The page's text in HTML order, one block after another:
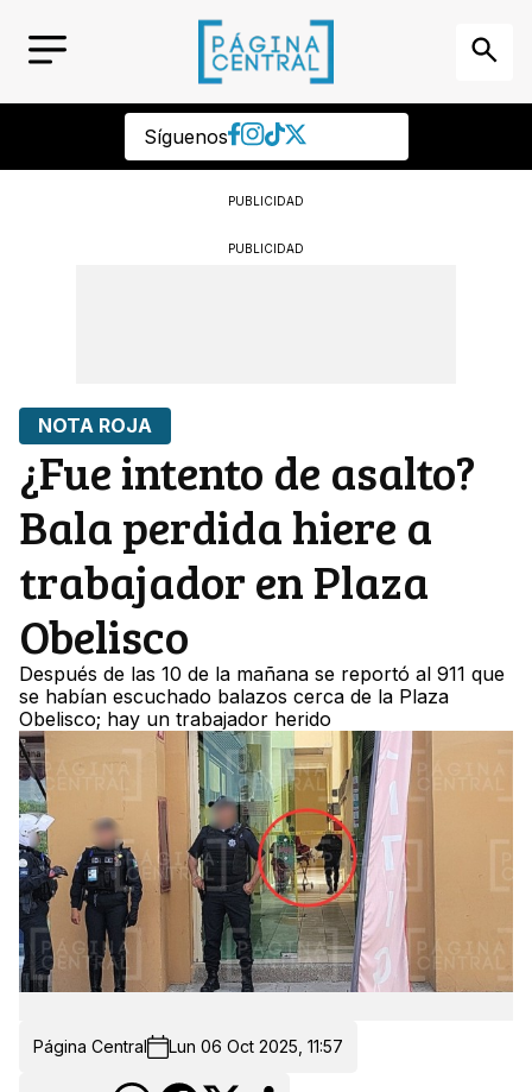
Síguenos
PUBLICIDAD
PUBLICIDAD
NOTA ROJA
¿Fue intento de asalto?
Bala perdida hiere a
trabajador en Plaza
Obelisco
Después de las 10 de la mañana se reportó al 911 que
se habían escuchado balazos cerca de la Plaza
Obelisco; hay un trabajador herido
Página Central Lun 06 Oct 2025, 11:57